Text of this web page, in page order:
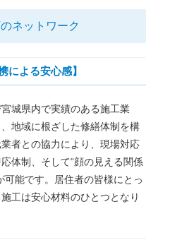
ネットワーク
による安心感】
城県内で実績のある施工業
地域に根ざした修繕体制を構
者との協力により、現場対応
体制、そして“顔の見える関係
可能です。居住者の皆様にとっ
工は安心材料のひとつとなり